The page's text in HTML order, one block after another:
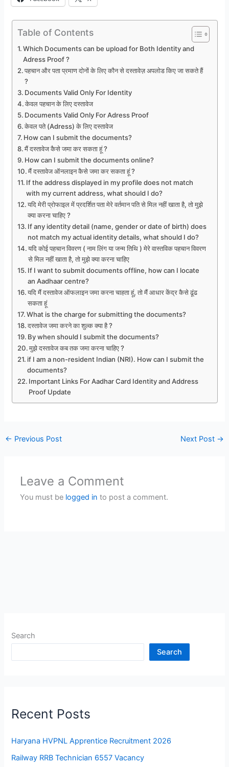
Table of Contents
Which Documents can be upload for Both Identity and
Adress Proof ?
पहचान और पता प्रमाण दोनों के लिए कौन से दस्तावेज़ अपलोड किए जा सकते हैं
?
Documents Valid Only For Identity
केवल पहचान के लिए दस्तावेज
Documents Valid Only For Adress Proof
केवल पते (Adress) के लिए दस्तावेज
How can I submit the documents?
मैं दस्तावेज कैसे जमा कर सकता हूं ?
How can I submit the documents online?
मैं दस्तावेज ऑनलाइन कैसे जमा कर सकता हूं ?
If the address displayed in my profile does not match
with my current address, what should I do?
यदि मेरी प्रोफाइल में प्रदर्शित पता मेरे वर्तमान पति से मिल नहीं खाता है, तो मुझे
क्या करना चाहिए ?
If any identity detail (name, gender or date of birth) does
not match my actual identity details, what should I do?
यदि कोई पहचान विवरण ( नाम लिंग या जन्म तिथि ) मेरे वास्तविक पहचान विवरण
से मिल नहीं खाता है, तो मुझे क्या करना चाहिए
If I want to submit documents offline, how can I locate
an Aadhaar centre?
यदि मैं दस्तावेज ऑफलाइन जमा करना चाहता हूं, तो मैं आधार केंद्र कैसे ढूंढ
सकता हूं
What is the charge for submitting the documents?
दस्तावेज जमा करने का शुल्क क्या है ?
By when should I submit the documents?
मुझे दस्तावेज कब तक जमा करना चाहिए ?
if I am a non-resident Indian (NRI). How can I submit the
documents?
Important Links For Aadhar Card Identity and Address
Proof Update
← Previous Post Next Post →
Leave a Comment
You must be logged in to post a comment.
Search
Search
Recent Posts
Haryana HVPNL Apprentice Recruitment 2026
Railway RRB Technician 6557 Vacancy